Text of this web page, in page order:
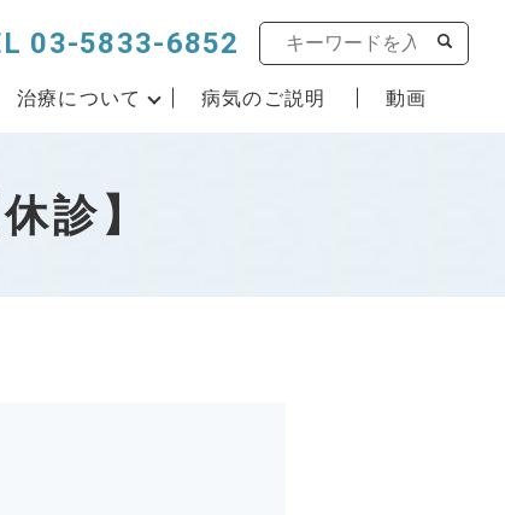
治療について 病気のご説明 動画
03-5833-6852
診】